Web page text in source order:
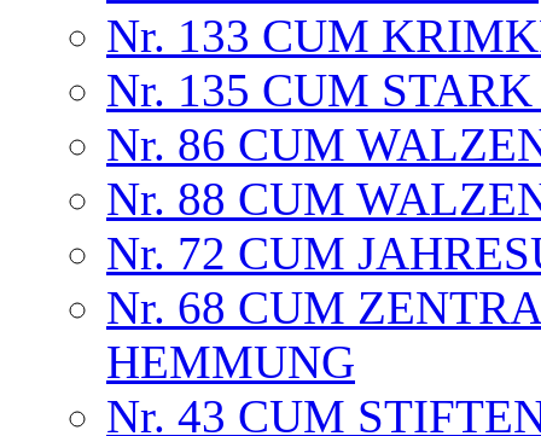
Nr. 133 CUM
Nr. 135 CUM
Nr. 86 CUM
Nr. 88 CUM
Nr. 72 CUM
Nr. 68 CUM
HEMMUNG
Nr. 43 CUM